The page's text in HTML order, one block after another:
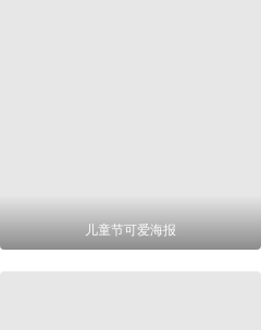
儿童节可爱海报